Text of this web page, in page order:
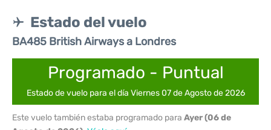
Estado del vuelo
BA485 British Airways a Londres
Programado - Puntual
Estado de vuelo para el día Viernes 07 de Agosto de 2026
Este vuelo también estaba programado para Ayer (06 de